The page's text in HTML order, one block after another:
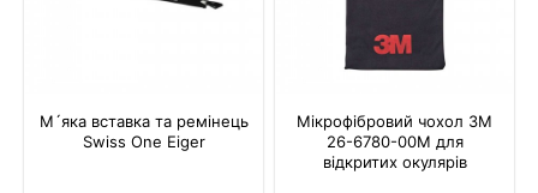
М´яка вставка та ремінець
Swiss One Eiger
Мікрофібровий чохол 3M
26-6780-00M для
відкритих окулярів